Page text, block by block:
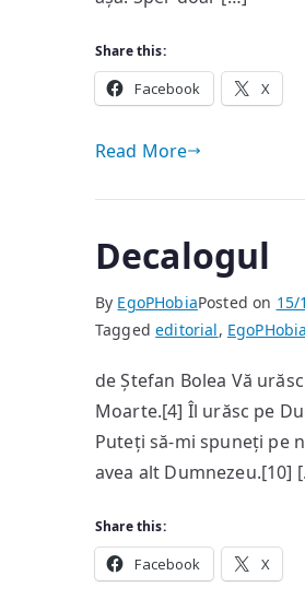
Share this:
Facebook X
Read More
Decalogul
By EgoPHobiaPosted on 15/
Taggededitorial,
de Ștefan Bolea Vă
Moarte.[4] Îl urăsc pe
Puteți să-mi spuneți pe
avea alt Dumnezeu.[10]
Share this:
Facebook X